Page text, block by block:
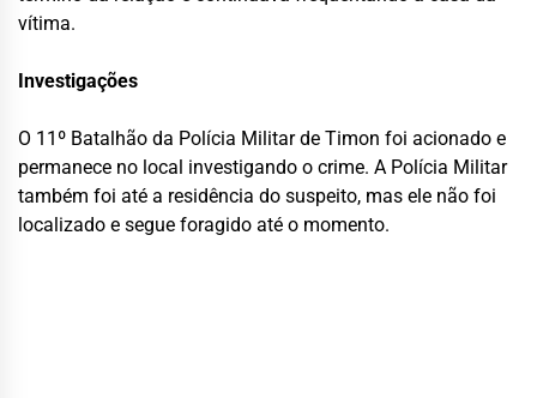
vítima.
Investigações
O 11º Batalhão da Polícia Militar de Timon foi acionado e
permanece no local investigando o crime. A Polícia Militar
também foi até a residência do suspeito, mas ele não foi
localizado e segue foragido até o momento.